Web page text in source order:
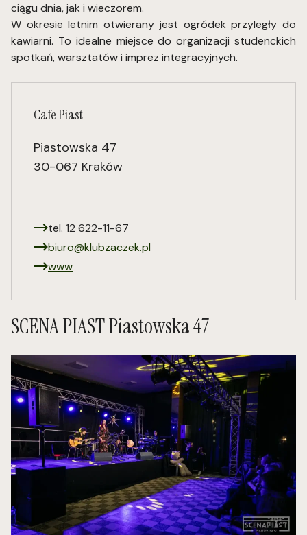
ciągu dnia, jak i wieczorem.
W okresie letnim otwierany jest ogródek przyległy do
kawiarni. To idealne miejsce do organizacji studenckich
spotkań, warsztatów i imprez integracyjnych.
Cafe Piast
Piastowska 47
30-067 Kraków
tel. 12 622-11-67
biuro@klubzaczek.pl
www
SCENA PIAST Piastowska 47